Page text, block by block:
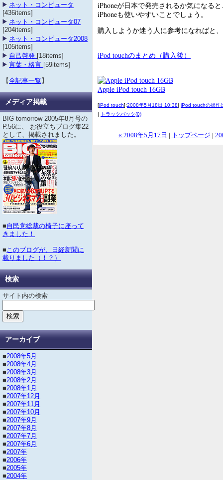
ネット・コンピュータ
[436items]
ネット・コンピュータ07
[204items]
ネット・コンピュータ2008
[105items]
自己啓発 [18items]
言葉・格言 [59items]
【全記事一覧 】
メディア掲載
BIG tomorrow 2005年8月号の
P.56に、 お役立ちブログ集22
として、掲載されました。
■自民党総裁の椅子に座って
きました！
■このブログが、日経新聞に
載りました（！？）
検索
サイト内の検索
アーカイブ
■2008年5月
■2008年4月
■2008年3月
■2008年2月
■2008年1月
■2007年12月
■2007年11月
■2007年10月
■2007年9月
■2007年8月
■2007年7月
■2007年6月
■2007年
■2006年
■2005年
■2004年
iPhoneが日本で発売されるか気になる
iPhoneも使いやすいことでしょう。
購入しようか迷う人に参考になればと
iPod touchのまとめ（購入後）
Apple iPod touch 16GB
[iPod touch]:2008年5月18日 10:38| iPod touchの操作
|
トラックバック(0)
« 2008年5月17日 トップページ